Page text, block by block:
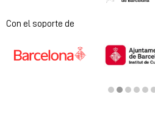
Diapositiva 1 de 2
Con el soporte de